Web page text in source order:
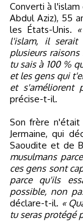
Converti à l'islam
Abdul Aziz), 55
les États-Unis.
l'islam, il serait
plusieurs raisons
tu sais à 100 %
et les gens qui
et s'améliorent
précise-t-il.
Son frère n'était
Jermaine, qui
Saoudite et de
musulmans
ces gens sont
parce qu'ils
possible, non
déclare-t-il. «
tu seras protégé